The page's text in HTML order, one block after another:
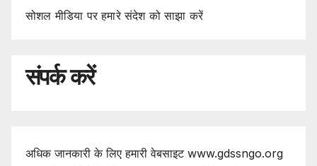
सोशल मीडिया पर हमारे संदेश को साझा करें
संपर्क करें
अधिक जानकारी के लिए हमारी वेबसाइट www.gdssngo.org